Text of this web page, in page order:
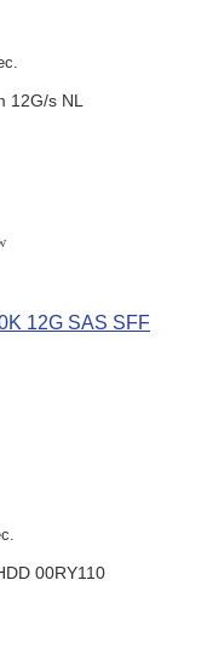
12G/s NL
12G SAS SFF
00RY110